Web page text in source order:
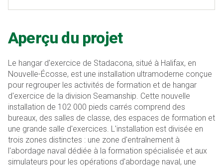
Aperçu du projet
Le hangar d'exercice de Stadacona, situé à Halifax, en
Nouvelle-Écosse, est une installation ultramoderne conçue
pour regrouper les activités de formation et de hangar
d'exercice de la division Seamanship. Cette nouvelle
installation de 102 000 pieds carrés comprend des
bureaux, des salles de classe, des espaces de formation et
une grande salle d'exercices. L'installation est divisée en
trois zones distinctes : une zone d'entraînement à
l'abordage naval dédiée à la formation spécialisée et aux
simulateurs pour les opérations d'abordage naval, une